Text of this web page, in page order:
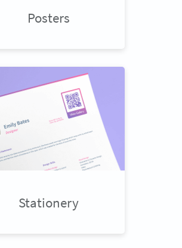
Posters
Stationery